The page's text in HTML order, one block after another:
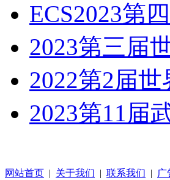
ECS2023第
2023第三届
2022第2届
2023第11届
网站首页 | 关于我们 | 联系我们 | 广